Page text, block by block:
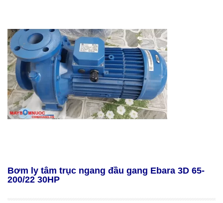
Bơm ly tâm trục ngang đầu gang Ebara 3D 65-
200/22 30HP